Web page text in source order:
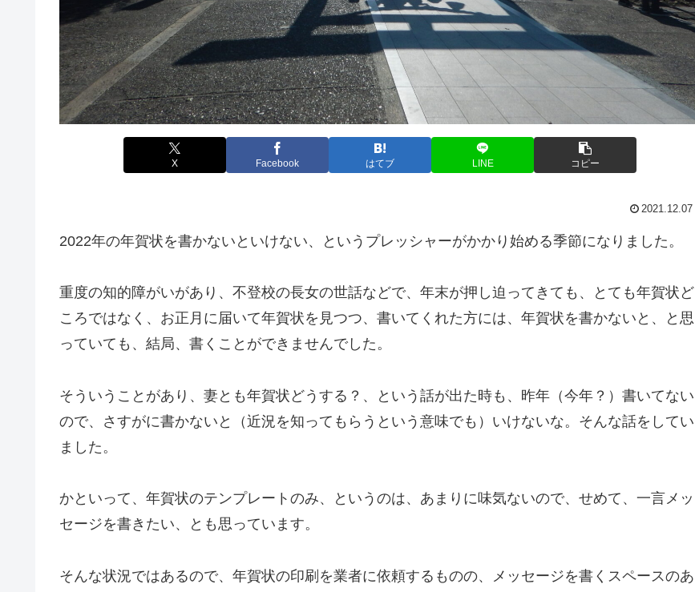
X Facebook はてブ LINE コピー
2021.12.07
2022年の年賀状を書かないといけない、というプレッシャーがかかり始める季節になりました。
重度の知的障がいがあり、不登校の長女の世話などで、年末が押し迫ってきても、とても年賀状ど
ころではなく、お正月に届いて年賀状を見つつ、書いてくれた方には、年賀状を書かないと、と思
っていても、結局、書くことができませんでした。
そういうことがあり、妻とも年賀状どうする？、という話が出た時も、昨年（今年？）書いてない
ので、さすがに書かないと（近況を知ってもらうという意味でも）いけないな。そんな話をしてい
ました。
かといって、年賀状のテンプレートのみ、というのは、あまりに味気ないので、せめて、一言メッ
セージを書きたい、とも思っています。
そんな状況ではあるので、年賀状の印刷を業者に依頼するものの、メッセージを書くスペースのあ